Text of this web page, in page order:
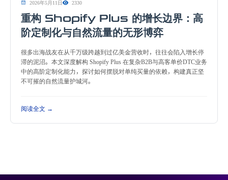
2026年5月11日 2330
重构 Shopify Plus 的增长边界：高
阶定制化与自然流量的无形博弈
很多出海战友在从千万级跨越到过亿美金营收时，往往会陷入增长停
滞的泥沼。本文深度解构 Shopify Plus 在复杂B2B与高客单价DTC业务
中的高阶定制化能力，探讨如何摆脱对单纯买量的依赖，构建真正坚
不可摧的自然流量护城河。
阅读全文 →